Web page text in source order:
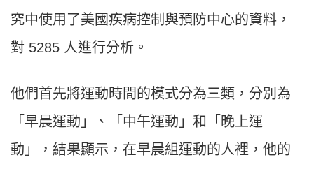
究中使用了美國疾病控制與預防中心的資料，
對 5285 人進行分析。
他們首先將運動時間的模式分為三類，分別為
「早晨運動」、「中午運動」和「晚上運
動」，結果顯示，在早晨組運動的人裡，他的